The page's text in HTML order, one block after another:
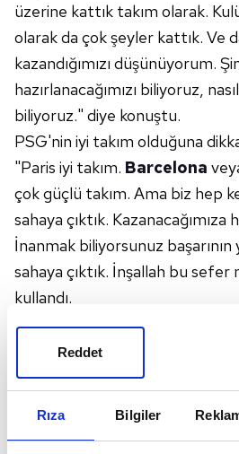
Rıza Bilgiler
Reddet
üzerine kattık takım olarak.
olarak da çok şeyler kattık. Ve
kazandığımızı düşünüyorum.
hazırlanacağımızı biliyoruz,
biliyoruz." diye konuştu.
PSG'nin iyi takım olduğuna
"Paris iyi takım. Barcelona
çok güçlü takım. Ama biz hep
sahaya çıktık. Kazanacağımıza
İnanmak biliyorsunuz başarının
sahaya çıktık. İnşallah bu
kullandı.
Milli futbolcu, finale kadar
zorlu mücadeleler yaşadıkları,
yıpratıcı olup olmadığı